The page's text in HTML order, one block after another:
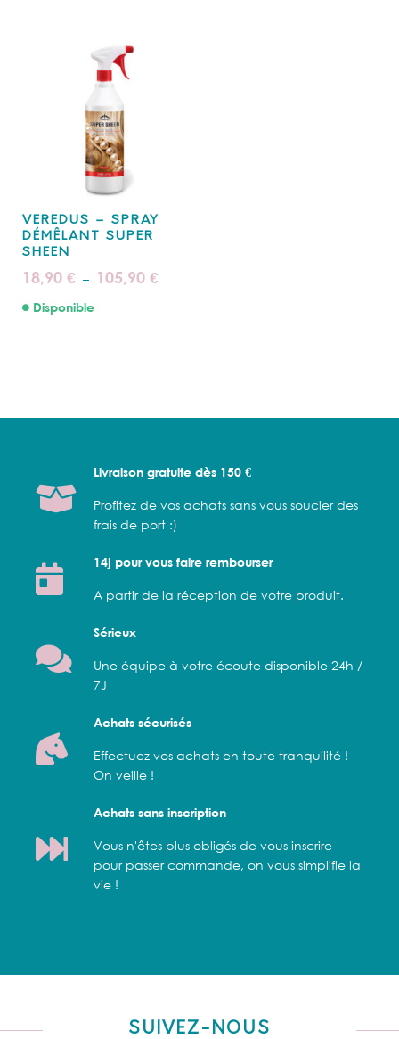
VEREDUS – SPRAY
DÉMÊLANT SUPER
SHEEN
18,90 € – 105,90 €Plage
de
Disponible
Livraison gratuite dès 150 €
Profitez de vos achats sans vous soucier des
frais de port :)
14j pour vous faire rembourser
A partir de la réception de votre produit.
Sérieux
Une équipe à votre écoute disponible 24h /
7J
Achats sécurisés
Effectuez vos achats en toute tranquilité !
On veille !
Achats sans inscription
Vous n'êtes plus obligés de vous inscrire
pour passer commande, on vous simplifie la
vie !
SUIVEZ-NOUS